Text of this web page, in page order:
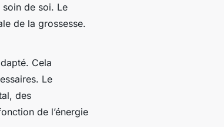
soin de soi. Le
de la grossesse.
Cela
Le
des
de l’énergie